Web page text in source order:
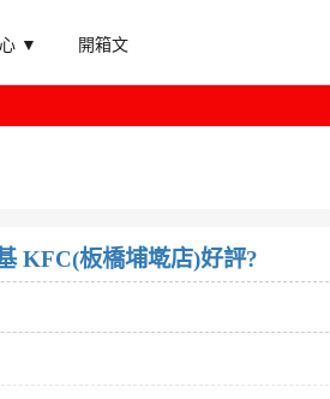
▼ 開箱文
KFC(板橋埔墘店)好評?